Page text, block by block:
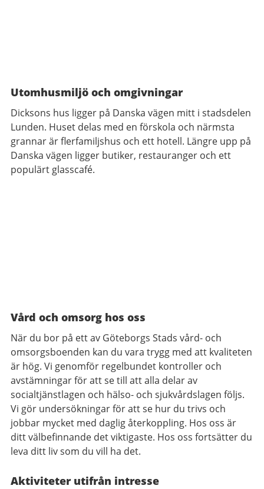
Utomhusmiljö och omgivningar
Dicksons hus ligger på Danska vägen mitt i stadsdelen
Lunden. Huset delas med en förskola och närmsta
grannar är flerfamiljshus och ett hotell. Längre upp på
Danska vägen ligger butiker, restauranger och ett
populärt glasscafé.
Vård och omsorg hos oss
När du bor på ett av Göteborgs Stads vård- och
omsorgsboenden kan du vara trygg med att kvaliteten
är hög. Vi genomför regelbundet kontroller och
avstämningar för att se till att alla delar av
socialtjänstlagen och hälso- och sjukvårdslagen följs.
Vi gör undersökningar för att se hur du trivs och
jobbar mycket med daglig återkoppling. Hos oss är
ditt välbefinnande det viktigaste. Hos oss fortsätter du
leva ditt liv som du vill ha det.
Aktiviteter utifrån intresse